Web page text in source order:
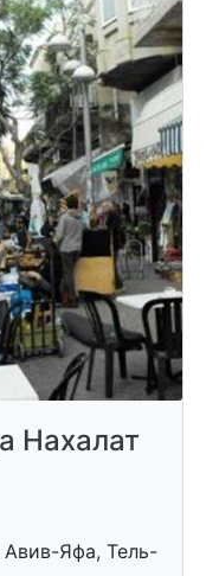
Нахалат
Авив-Яфа, Тель-